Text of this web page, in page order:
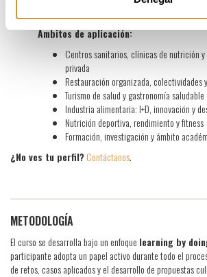
Ámbitos de aplicación:
Centros sanitarios, clínicas de nutrición
privada
Restauración organizada, colectividades
Turismo de salud y gastronomía saludable
Industria alimentaria: I+D, innovación y
Nutrición deportiva, rendimiento y fitness
Formación, investigación y ámbito
¿No ves tu perfil? Contáctanos.
METODOLOGÍA
El curso se desarrolla bajo un enfoque learning by
participante adopta un papel activo durante todo el
de retos, casos aplicados y el desarrollo de propuestas